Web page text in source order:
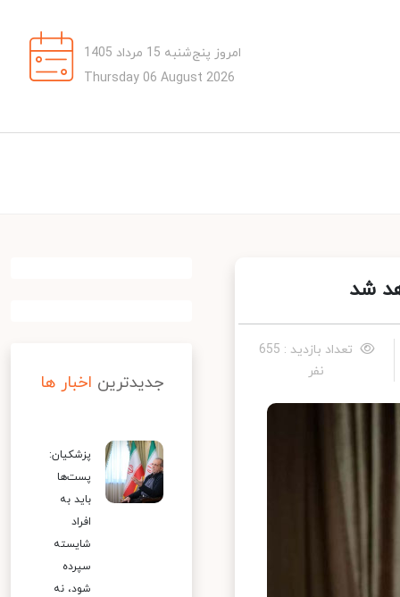
امروز پنج‌شنبه 15 مرداد 1405
Thursday 06 August 2026
تعداد بازدید : 655
نفر
جدیدترین اخبار ها
پزشکیان:
پست‌ها
باید به
افراد
شایسته
سپرده
شود، نه